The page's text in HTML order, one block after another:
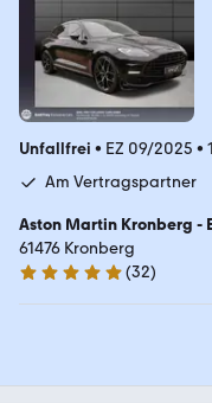
Unfallfrei • EZ 09/2025 •
Am Vertragspartner
Aston Martin Kronberg -
GmbH
61476 Kronberg
5 Sterne
(32)